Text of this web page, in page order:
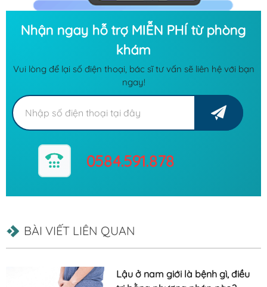
Nhận ngay hỗ trợ MIỄN PHÍ từ phòng
khám
Vui lòng để lại số điện thoại, bác sĩ tư vấn sẽ liên hệ với bạn
ngay!
0584.591.878
BÀI VIẾT LIÊN QUAN
Lậu ở nam giới là bệnh gì, điều